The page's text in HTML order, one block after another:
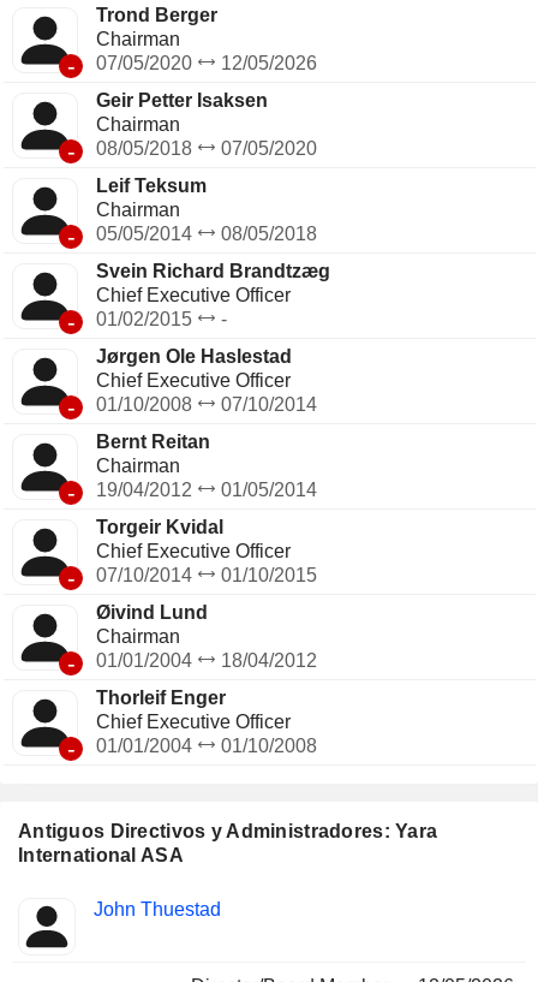
Antiguos Directivos y Administradores: Yara
International ASA
Insider
Funciones
John Thuestad
desarrolla actividades de comercialización de amoníaco; -
otras actividades (0,1 %). A finales de 2025, el grupo
contaba con 25 centros de producción en todo el mundo.
Las ventas netas se distribuyen geográficamente de la
siguiente manera: Europa (35,9 %), Brasil (23,1 %), Asia
(14,5 %), América del Norte (12,1 %), América Latina (8,7 %)
y África (5,7 %).
-
Trond Berger
Chairman
07/05/2020
12/05/2026
-
Geir Petter Isaksen
Chairman
08/05/2018
07/05/2020
-
Leif Teksum
Chairman
05/05/2014
08/05/2018
-
Svein Richard Brandtzæg
Chief Executive Officer
01/02/2015
-
-
Jørgen Ole Haslestad
Chief Executive Officer
01/10/2008
07/10/2014
-
Bernt Reitan
Chairman
19/04/2012
01/05/2014
-
Torgeir Kvidal
Chief Executive Officer
07/10/2014
01/10/2015
-
Øivind Lund
Chairman
01/01/2004
18/04/2012
-
Thorleif Enger
Chief Executive Officer
01/01/2004
01/10/2008